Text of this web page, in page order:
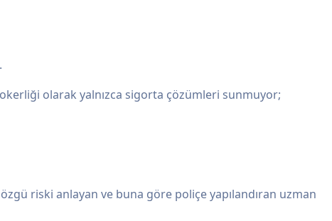
olarak yalnızca sigorta çözümleri sunmuyor;
riski anlayan ve buna göre poliçe yapılandıran uzman